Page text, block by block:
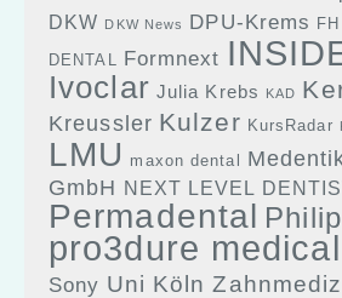
DKW DKW News DPU-Krems
DENTAL Formnext
Ivoclar Julia Krebs KAD
Kreussler Kulzer KursRadar
LMU maxon dental
GmbH NEXT LEVEL
Permadental
pro3dure medical
Sony Uni Köln